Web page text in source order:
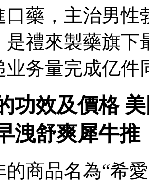
口藥，主治男性
是禮來製藥旗
业务量完成亿件
功效及價格
洩舒爽犀牛推
的商品名為“希